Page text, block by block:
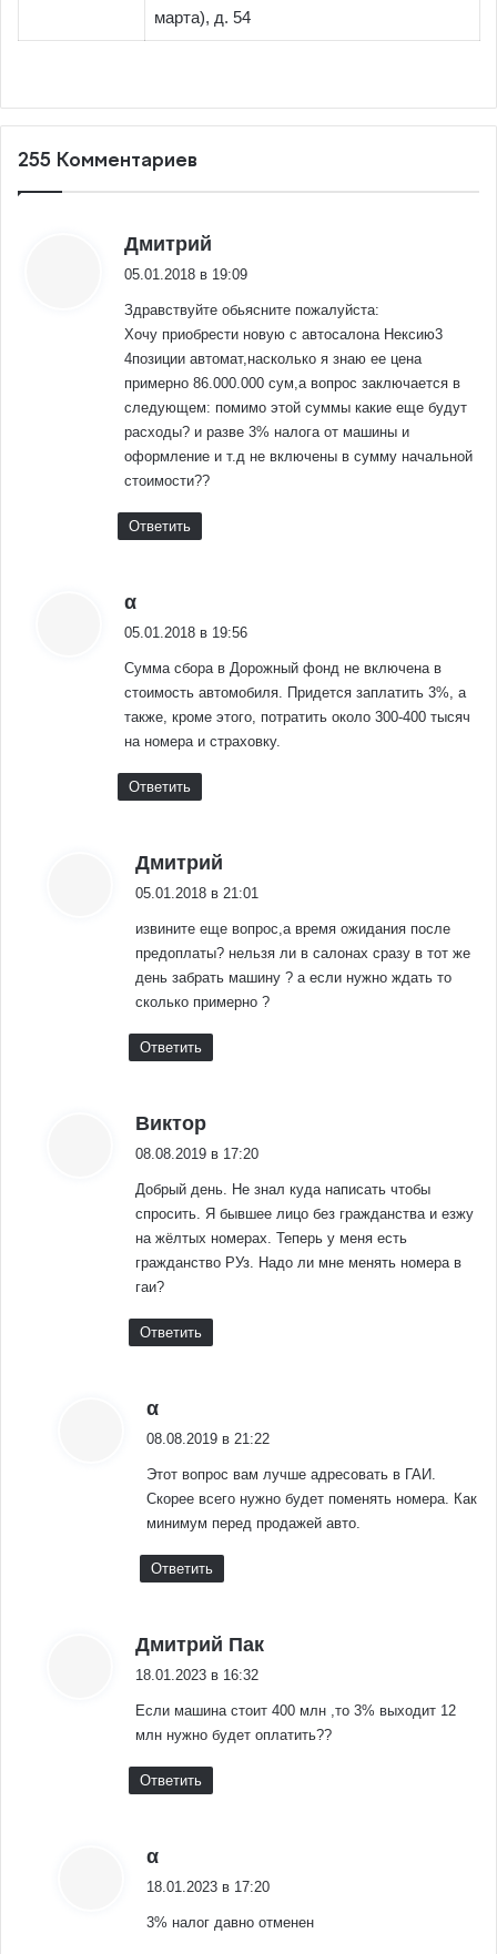
марта), д. 54
255 Комментариев
Дмитрий
05.01.2018 в 19:09
Здравствуйте обьясните пожалуйста:
Хочу приобрести новую с автосалона Нексию3
4позиции автомат,насколько я знаю ее цена
примерно 86.000.000 сум,а вопрос заключается в
следующем: помимо этой суммы какие еще будут
расходы? и разве 3% налога от машины и
оформление и т.д не включены в сумму начальной
стоимости??
Ответить
α
05.01.2018 в 19:56
Сумма сбора в Дорожный фонд не включена в
стоимость автомобиля. Придется заплатить 3%, а
также, кроме этого, потратить около 300-400 тысяч
на номера и страховку.
Ответить
Дмитрий
05.01.2018 в 21:01
извините еще вопрос,а время ожидания после
предоплаты? нельзя ли в салонах сразу в тот же
день забрать машину ? а если нужно ждать то
сколько примерно ?
Ответить
Виктор
08.08.2019 в 17:20
Добрый день. Не знал куда написать чтобы
спросить. Я бывшее лицо без гражданства и езжу
на жёлтых номерах. Теперь у меня есть
гражданство РУз. Надо ли мне менять номера в
гаи?
Ответить
α
08.08.2019 в 21:22
Этот вопрос вам лучше адресовать в ГАИ.
Скорее всего нужно будет поменять номера. Как
минимум перед продажей авто.
Ответить
Дмитрий Пак
18.01.2023 в 16:32
Если машина стоит 400 млн ,то 3% выходит 12
млн нужно будет оплатить??
Ответить
α
18.01.2023 в 17:20
3% налог давно отменен